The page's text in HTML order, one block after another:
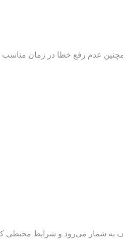
عدم رفع خطا در زمان مناسب
به شمار می‌رود و شرایط محیطی